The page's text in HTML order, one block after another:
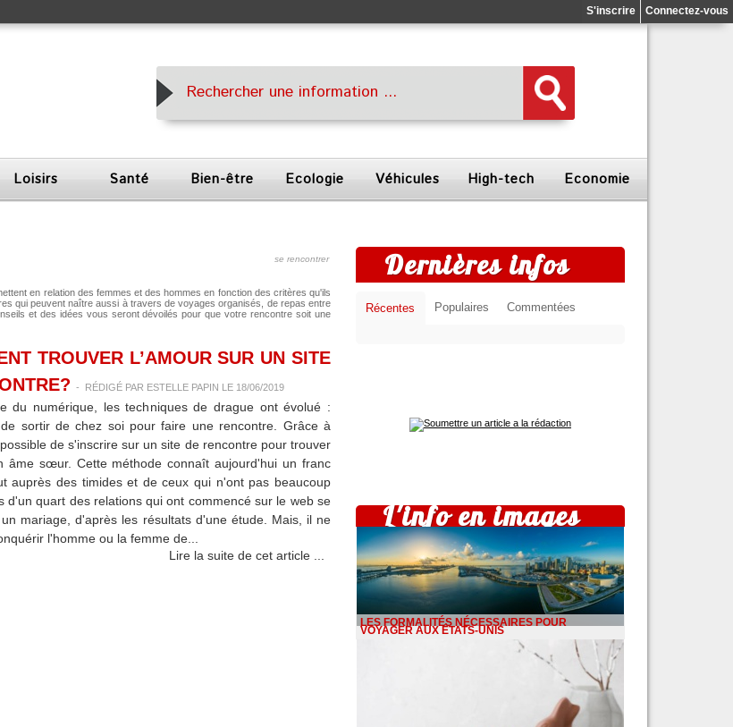
Connectez-vous
S'inscrire
Loisirs Santé Bien-être Ecologie Véhicules High-tech Economie
se rencontrer
en relation des femmes et des hommes en fonction des critères qu'ils
qui peuvent naître aussi à travers de voyages organisés, de repas entre
et des idées vous seront dévoilés pour que votre rencontre soit une
TROUVER L’AMOUR SUR UN SITE
- RÉDIGÉ PAR ESTELLE PAPIN LE 18/06/2019
du numérique, les techniques de drague ont évolué :
sortir de chez soi pour faire une rencontre. Grâce à
de s'inscrire sur un site de rencontre pour trouver
âme sœur. Cette méthode connaît aujourd'hui un franc
auprès des timides et de ceux qui n'ont pas beaucoup
d'un quart des relations qui ont commencé sur le web se
mariage, d'après les résultats d'une étude. Mais, il ne
l'homme ou la femme de...
Lire la suite de cet article ...
Dernières infos
Récentes Populaires Commentées
L'info en images
LES FORMALITÉS NÉCESSAIRES POUR
VOYAGER AUX ÉTATS-UNIS